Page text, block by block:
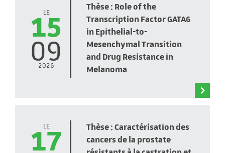
LE
15
09
2026
Thèse : Role of the
Transcription Factor GATA6
in Epithelial-to-
Mesenchymal Transition
and Drug Resistance in
Melanoma
LE
17
Thèse : Caractérisation des
cancers de la prostate